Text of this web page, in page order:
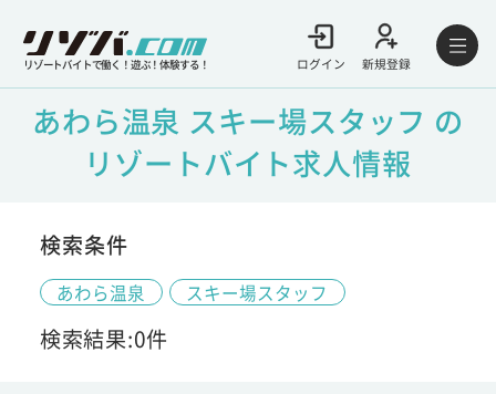
リゾートバイトで働く！遊ぶ！体験する！ ログイン 新規登録
あわら温泉 スキー場スタッフ の
リゾートバイト求人情報
検索条件
あわら温泉 スキー場スタッフ
検索結果:0件